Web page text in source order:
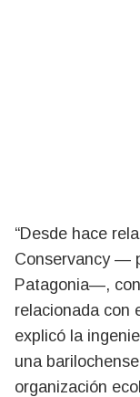
“Desde hace
Conservancy —
Patagonia—,
relacionada con
explicó la
una
organización